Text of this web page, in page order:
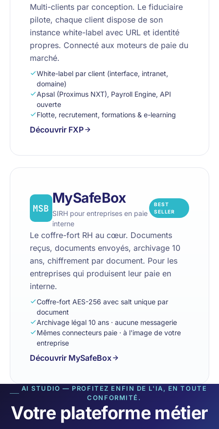
Multi-clients par conception. Le fiduciaire
pilote, chaque client dispose de son
instance white-label avec URL et identité
propres. Connecté aux moteurs de paie du
marché.
White-label par client (interface, intranet,
domaine)
Apsal (Proximus NXT), Payroll Engine, API
ouverte
Flotte, recrutement, formations & e-learning
Découvrir FXP
MSB
MySafeBox
SIRH pour entreprises en paie
interne
BEST
SELLER
Le coffre-fort RH au cœur. Documents
reçus, documents envoyés, archivage 10
ans, chiffrement par document. Pour les
entreprises qui produisent leur paie en
interne.
Coffre-fort AES-256 avec salt unique par
document
Archivage légal 10 ans · aucune messagerie
Mêmes connecteurs paie · à l'image de votre
entreprise
Découvrir MySafeBox
AI STUDIO — PROFITEZ ENFIN DE L'IA, EN TOUTE
CONFORMITÉ.
Votre plateforme métier